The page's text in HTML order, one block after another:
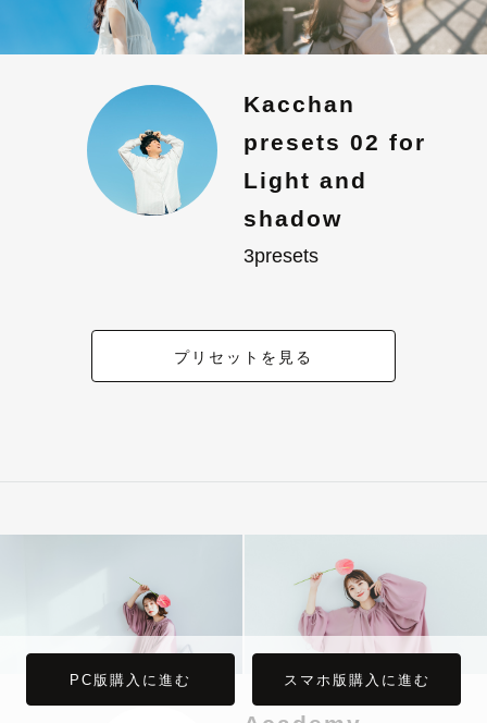
PC版購入に進む スマホ版購入に進む
Kacchan
presets 02 for
Light and
shadow
3presets
プリセットを見る